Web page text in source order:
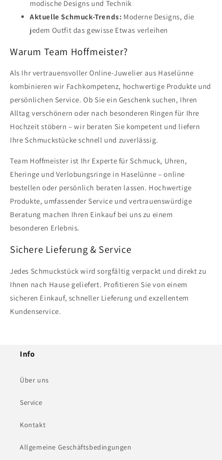
modische Designs und Technik
Aktuelle Schmuck-Trends: Moderne Designs, die
jedem Outfit das gewisse Etwas verleihen
Warum Team Hoffmeister?
Als Ihr vertrauensvoller Online-Juwelier aus Haselünne
kombinieren wir Fachkompetenz, hochwertige Produkte und
persönlichen Service. Ob Sie ein Geschenk suchen, Ihren
Alltag verschönern oder nach besonderen Ringen für Ihre
Hochzeit stöbern – wir beraten Sie kompetent und liefern
Ihre Schmuckstücke schnell und zuverlässig.
Team Hoffmeister ist Ihr Experte für Schmuck, Uhren,
Eheringe und Verlobungsringe in Haselünne – online
bestellen oder persönlich beraten lassen. Hochwertige
Produkte, umfassender Service und vertrauenswürdige
Beratung machen Ihren Einkauf bei uns zu einem
besonderen Erlebnis.
Sichere Lieferung & Service
Jedes Schmuckstück wird sorgfältig verpackt und direkt zu
Ihnen nach Hause geliefert. Profitieren Sie von einem
sicheren Einkauf, schneller Lieferung und exzellentem
Kundenservice.
Info
Über uns
Service
Kontakt
Allgemeine Geschäftsbedingungen